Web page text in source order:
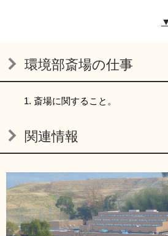
サイトについて
環境部斎場の仕事
斎場に関すること。
関連情報